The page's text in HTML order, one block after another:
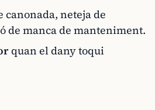
canonada, neteja de
de manca de manteniment.
quan el dany toqui